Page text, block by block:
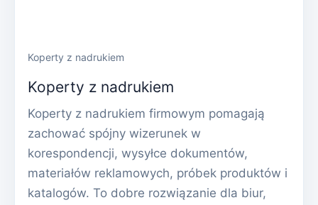
Koperty z nadrukiem
Koperty z nadrukiem
Koperty z nadrukiem firmowym pomagają
zachować spójny wizerunek w
korespondencji, wysyłce dokumentów,
materiałów reklamowych, próbek produktów i
katalogów. To dobre rozwiązanie dla biur,